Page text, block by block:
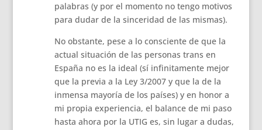
palabras (y por el momento no tengo motivos
para dudar de la sinceridad de las mismas).
No obstante, pese a lo consciente de que la
actual situación de las personas trans en
España no es la ideal (sí infinitamente mejor
que la previa a la Ley 3/2007 y que la de la
inmensa mayoría de los países) y en honor a
mi propia experiencia, el balance de mi paso
hasta ahora por la UTIG es, sin lugar a dudas,